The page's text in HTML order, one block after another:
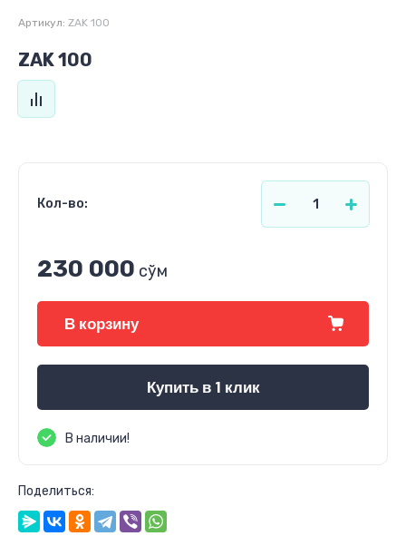
Артикул: ZAK 100
ZAK 100
Кол-во:
230 000 сўм
В корзину
Купить в 1 клик
В наличии!
Поделиться: